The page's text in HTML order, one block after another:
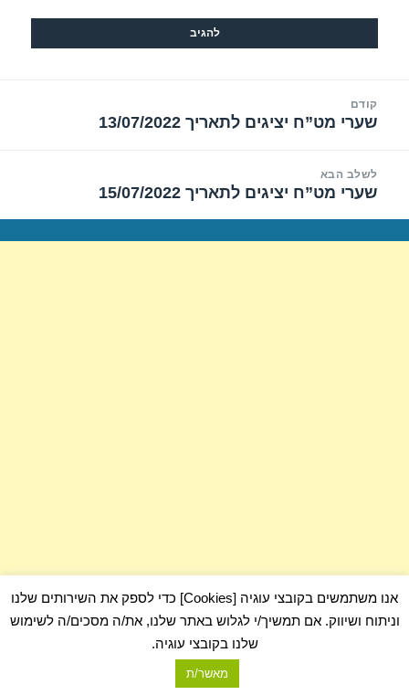
קודם
הפוסט
שערי מט”ח יציגים לתאריך 13/07/2022
לשלב הבא
הפוסט
שערי מט”ח יציגים לתאריך 15/07/2022
אנו משתמשים בקובצי עוגיה [Cookies] כדי לספק את השירותים שלנו
וניתוח ושיווק. אם תמשיך/י לגלוש באתר שלנו, את/ה מסכים/ה לשימוש
שלנו בקובצי עוגיה.
מאשר/ת